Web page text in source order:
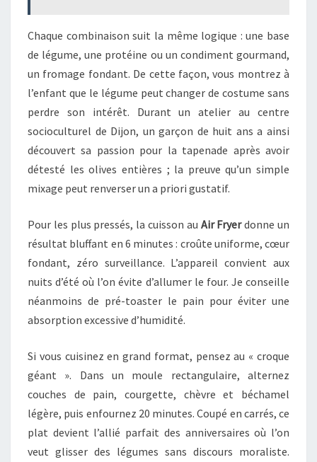
Chaque combinaison suit la même logique : une base
de légume, une protéine ou un condiment gourmand,
un fromage fondant. De cette façon, vous montrez à
l’enfant que le légume peut changer de costume sans
perdre son intérêt. Durant un atelier au centre
socioculturel de Dijon, un garçon de huit ans a ainsi
découvert sa passion pour la tapenade après avoir
détesté les olives entières ; la preuve qu’un simple
mixage peut renverser un a priori gustatif.
Pour les plus pressés, la cuisson au Air Fryerdonne un
résultat bluffant en 6 minutes : croûte uniforme, cœur
fondant, zéro surveillance. L’appareil convient aux
nuits d’été où l’on évite d’allumer le four. Je conseille
néanmoins de pré-toaster le pain pour éviter une
absorption excessive d’humidité.
Si vous cuisinez en grand format, pensez au « croque
géant ». Dans un moule rectangulaire, alternez
couches de pain, courgette, chèvre et béchamel
légère, puis enfournez 20 minutes. Coupé en carrés, ce
plat devient l’allié parfait des anniversaires où l’on
veut glisser des légumes sans discours moraliste.